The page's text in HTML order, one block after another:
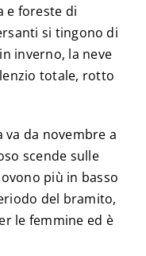
e foreste di
si tingono di
inverno, la neve
totale, rotto
da novembre a
scende sulle
più in basso
del bramito,
le femmine ed è